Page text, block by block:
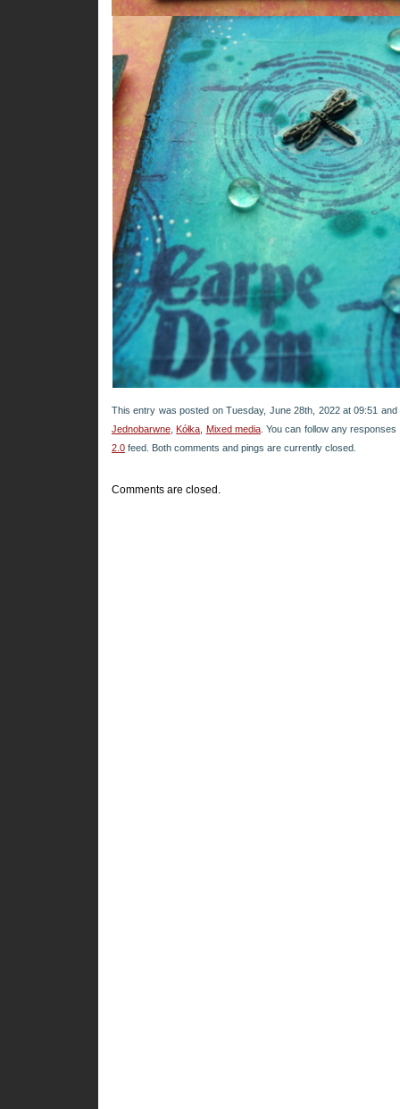
This entry was posted on Tuesday, June 28th, 2022 at 09:51
Jednobarwne Kółka Mixed media. You can follow any
2.0 feed. Both comments and pings are currently closed.
Comments are closed.